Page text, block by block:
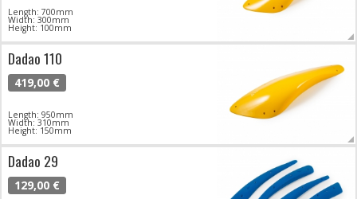
Length: 700mm
Width: 300mm
Height: 100mm
Dadao 110
419,00 €
Length: 950mm
Width: 310mm
Height: 150mm
Dadao 29
129,00 €